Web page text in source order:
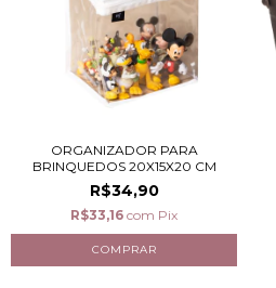
ORGANIZADOR PARA
BRINQUEDOS 20X15X20 CM
R$34,90
R$33,16 com Pix